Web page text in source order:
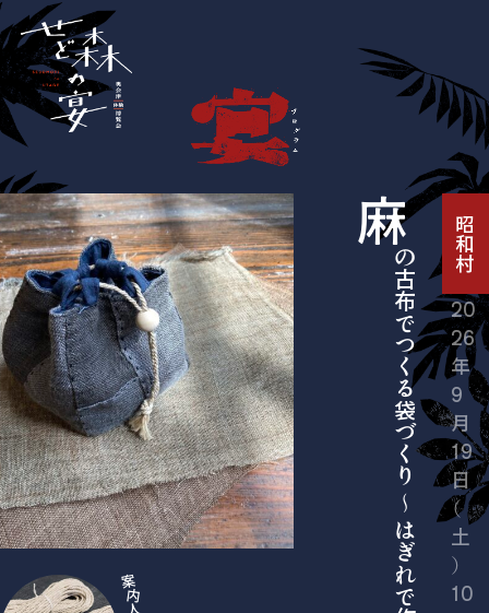
本文へ移動
ホーム
プログラム
奥会津地域とは
せど森について
参加の手びき
お知らせ
お問い合わせ
案
内
麻 昭和村
20
26
年
9
月
19
日
（
土
）
10